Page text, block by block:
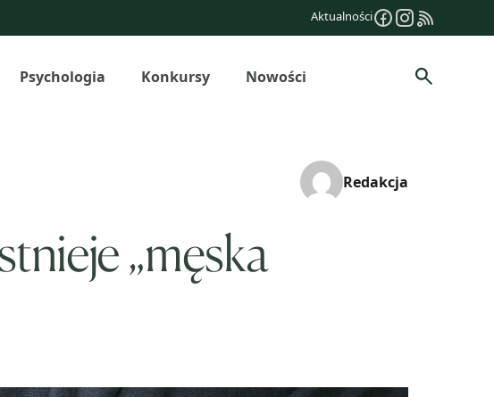
Aktualności
Psychologia Konkursy Nowości Szukaj
Redakcja
„męska